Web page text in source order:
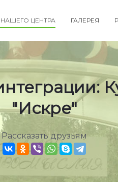
ЦЕНТРА ГАЛЕРЕЯ
"Искре"
Рассказать друзьям